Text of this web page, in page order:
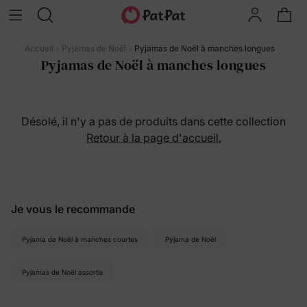
Accueil Pyjamas de Noël Pyjamas de Noël à manches longues
Pyjamas de Noël à manches longues
Désolé, il n'y a pas de produits dans cette collection
Retour à la page d'accueil.
Je vous le recommande
Pyjama de Noël à manches courtes Pyjama de Noël
Pyjamas de Noël assortis